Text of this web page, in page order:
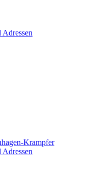
Adressen
Krampfer
Adressen